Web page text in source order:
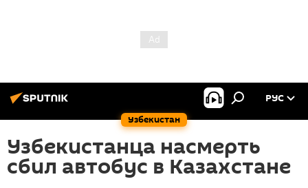
Узбекистан
РУС
Узбекистанца насмерть
сбил автобус в Казахстане